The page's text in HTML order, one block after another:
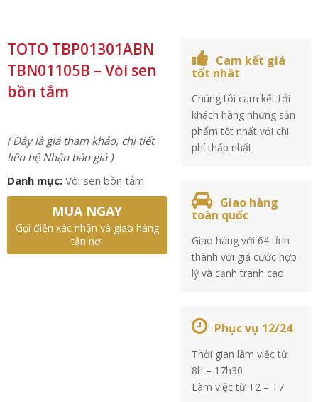
TOTO TBP01301ABN
TBN01105B – Vòi sen
bồn tắm
( Đây là giá tham khảo, chi tiết
liên hệ Nhận báo giá )
Danh mục: Vòi sen bồn tắm
MUA NGAY
Gọi điện xác nhận và giao hàng
tận nơi
Cam kết giá
tốt nhât
Chúng tôi cam kết tới
khách hàng những sản
phẩm tốt nhất với chi
phí thấp nhất
Giao hàng
toàn quốc
Giao hàng với 64 tỉnh
thành với giá cước hợp
lý và cạnh tranh cao
Phục vụ 12/24
Thời gian làm việc từ
8h – 17h30
Làm việc từ T2 – T7